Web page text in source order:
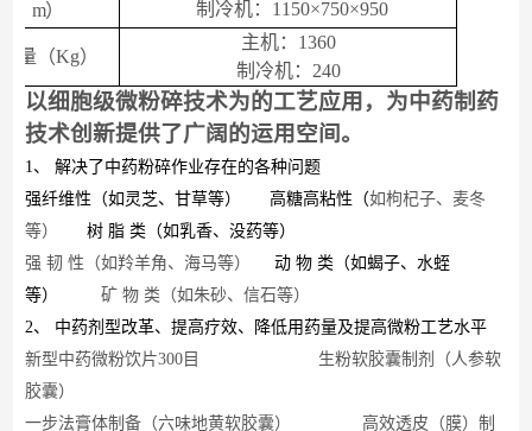
m）
制冷机： 11 50×750×950
量（Kg）
主机： 1360
制冷机： 240
以细胞级微粉碎技术为的工艺应用，为中药制药
技术创新提供了广阔的运用空间。
1、解决了中药粉碎作业存在的各种问题
强纤维性（如灵芝、甘草等） 高糖高粘性（如枸杞子、麦冬
等） 树 脂 类（如乳香、没药等）
强 韧 性（如羚羊角、海马等） 动 物 类（如蝎子、水蛭
等） 矿 物 类（如朱砂、信石等）
2、 中药剂型改革、提高疗效、降低用药量及提高微粉工艺水平
新型中药微粉饮片300 目 生粉软胶囊制剂（人参软
胶囊）
一步法膏体制备（六味地黄软胶囊） 高效透皮（膜）制